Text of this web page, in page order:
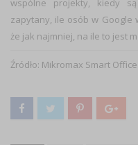
wspólne projekty, kiedy
zapytany, ile osób w Google
że jak najmniej, na ile to jest
Źródło: Mikromax Smart Office